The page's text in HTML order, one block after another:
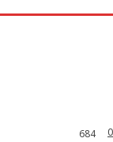
0
684